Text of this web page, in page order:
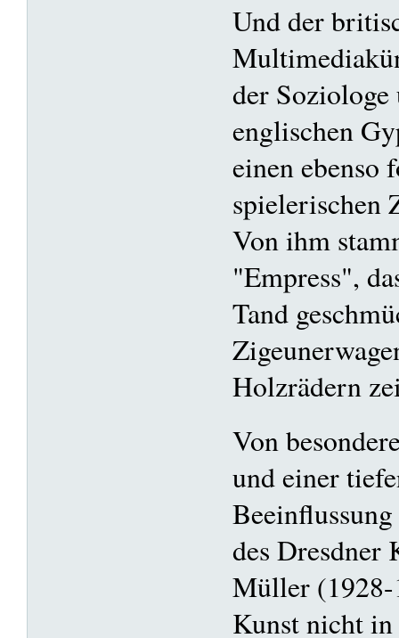
Und der
der Soziologe
englischen
einen ebenso
spielerischen
Von ihm
"Empress",
Tand
Holzrädern
Von
und einer
des Dresdner
Müller (1928-
Kunst nicht